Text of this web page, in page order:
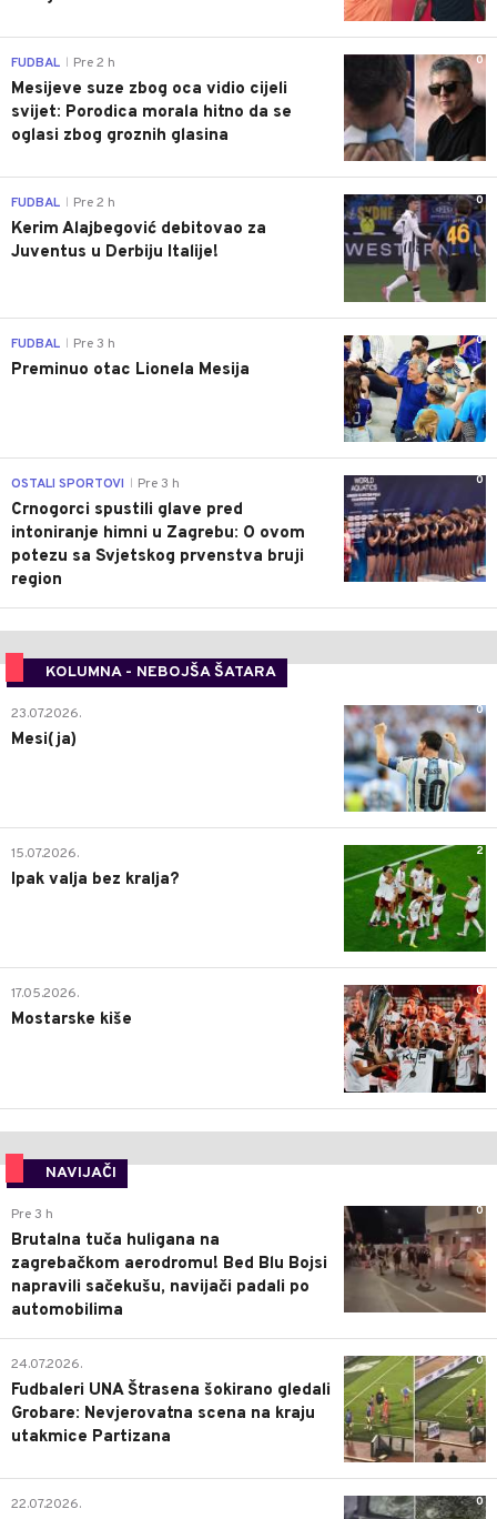
0
FUDBAL Pre 2 h
Mesijeve suze zbog oca vidio cijeli
svijet: Porodica morala hitno da se
oglasi zbog groznih glasina
0
FUDBAL Pre 2 h
Kerim Alajbegović debitovao za
Juventus u Derbiju Italije!
0
FUDBAL Pre 3 h
Preminuo otac Lionela Mesija
0
OSTALI SPORTOVI Pre 3 h
Crnogorci spustili glave pred
intoniranje himni u Zagrebu: O ovom
potezu sa Svjetskog prvenstva bruji
region
KOLUMNA - NEBOJŠA ŠATARA
0
23.07.2026.
Mesi(ja)
2
15.07.2026.
Ipak valja bez kralja?
0
17.05.2026.
Mostarske kiše
NAVIJAČI
0
Pre 3 h
Brutalna tuča huligana na
zagrebačkom aerodromu! Bed Blu Bojsi
napravili sačekušu, navijači padali po
automobilima
0
24.07.2026.
Fudbaleri UNA Štrasena šokirano gledali
Grobare: Nevjerovatna scena na kraju
utakmice Partizana
0
22.07.2026.